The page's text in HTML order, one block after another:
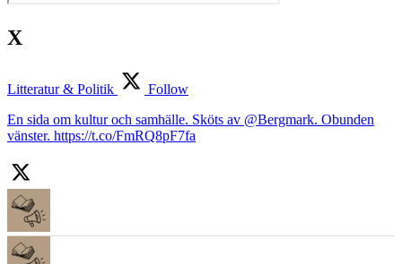
X
Litteratur & Politik
Follow
En sida om kultur och samhälle. Sköts av @Bergmark. Obunden
vänster. https://t.co/FmRQ8pF7fa